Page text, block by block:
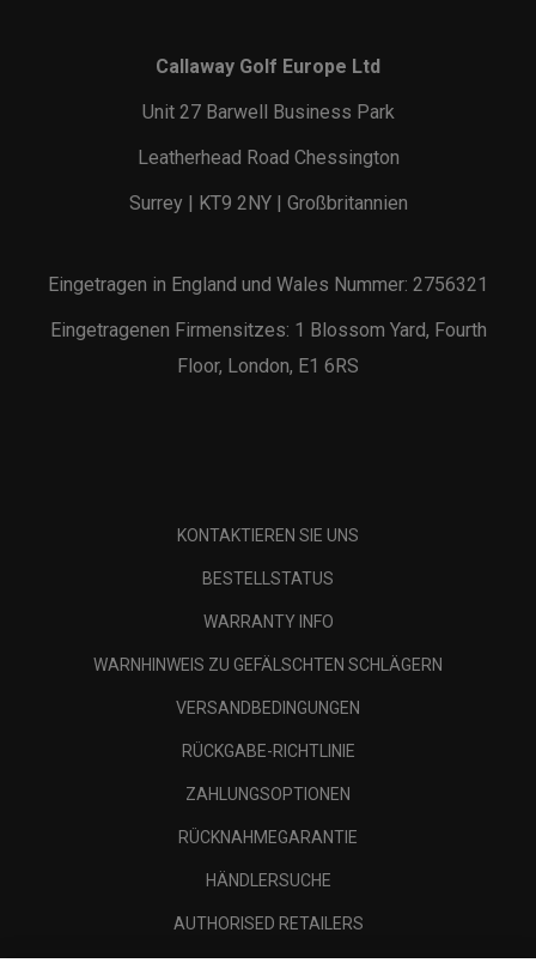
Callaway Golf Europe Ltd
Unit 27 Barwell Business Park
Leatherhead Road Chessington
Surrey | KT9 2NY | Großbritannien
Eingetragen in England und Wales Nummer: 2756321
Eingetragenen Firmensitzes: 1 Blossom Yard, Fourth
Floor, London, E1 6RS
KONTAKTIEREN SIE UNS
BESTELLSTATUS
WARRANTY INFO
WARNHINWEIS ZU GEFÄLSCHTEN SCHLÄGERN
VERSANDBEDINGUNGEN
RÜCKGABE-RICHTLINIE
ZAHLUNGSOPTIONEN
RÜCKNAHMEGARANTIE
HÄNDLERSUCHE
AUTHORISED RETAILERS